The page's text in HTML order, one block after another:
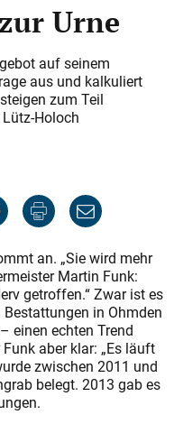
Urne
auf seinem
aus und kalkuliert
zum Teil
Holoch
an. „Sie wird mehr
Martin Funk:
getroffen.“ Zwar ist es
in Ohmden
einen echten Trend
aber klar: „Es läuft
zwischen 2011 und
belegt. 2013 gab es